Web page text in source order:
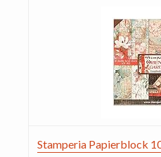
Stamperia Papierblock